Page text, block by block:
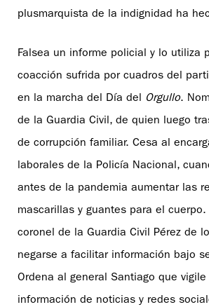
plusmarquista de la indignidad ha
Falsea un informe policial y lo utiliza
coacción sufrida por cuadros del
en la marcha del Día del Orgullo.
de la Guardia Civil, de quien luego
de corrupción familiar. Cesa al
laborales de la Policía Nacional,
antes de la pandemia aumentar las
mascarillas y guantes para el
coronel de la Guardia Civil Pérez de
negarse a facilitar información bajo
Ordena al general Santiago que vigile
información de noticias y redes